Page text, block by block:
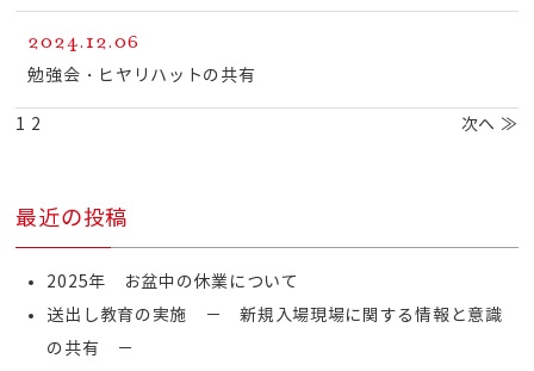
2024.12.06
勉強会・ヒヤリハットの共有
1 2 次へ ≫
最近の投稿
2025年 お盆中の休業について
送出し教育の実施 － 新規入場現場に関する情報と意識
の共有 －